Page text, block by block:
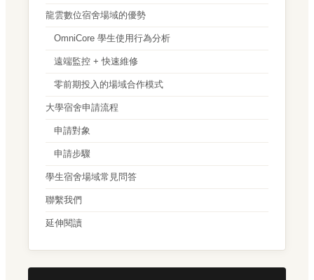
龍雲數位宿舍場域的優勢
OmniCore 學生使用行為分析
遠端監控 + 快速維修
零前期投入的場域合作模式
大學宿舍申請流程
申請對象
申請步驟
學生宿舍場域常見問答
聯繫我們
延伸閱讀